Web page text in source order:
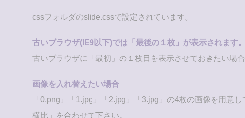
cssフォルダのslide.cssで設定されています。
古いブラウザ(IE9以下)では「最後の１枚」が表示されます。
古いブラウザに「最初」の１枚目を表示させておきたい場合
画像を入れ替えたい場合
「0.png」「1.jpg」「2.jpg」「3.jpg」の4枚の画像を用意
横比」を合わせて下さい。